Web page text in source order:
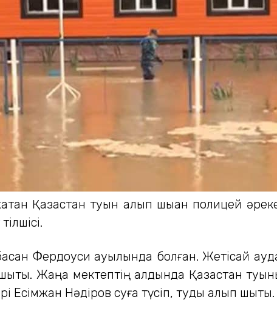
Қазақстан туын алып шыққан полицей
тілшісі.
Фердоуси ауылында болған. Жетісай
Жаңа мектептің алдында Қазақстан
Есімжан Нәдіров суға түсіп, туды алып шықты.